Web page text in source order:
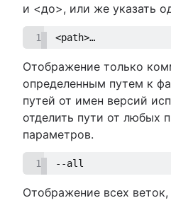
и <до>, или же указать
1 <path>…
Отображение только
определенным путем к
путей от имен версий
отделить пути от любых
параметров.
1 --all
Отображение всех